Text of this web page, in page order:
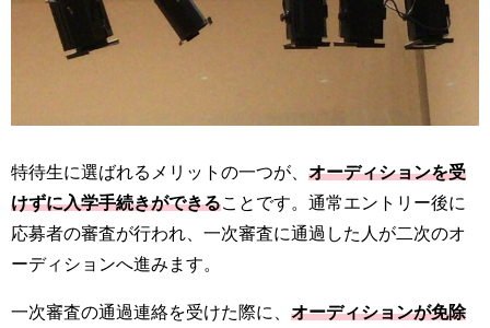
特待生に選ばれるメリットの一つが、 オーディションを受
けずに入学手続きができることです。通常エントリー後に
応募者の審査が行われ、一次審査に通過した人が二次のオ
ーディションへ進みます。
一次審査の通過連絡を受けた際に、 オーディションが免除